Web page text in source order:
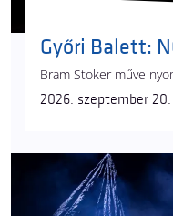
Győri Balett:
Bram Stoker műve
2026. szeptember 20.